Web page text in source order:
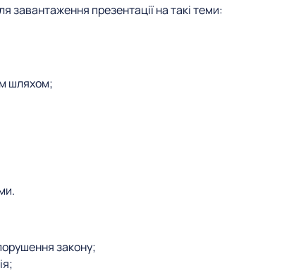
завантаження презентації на такі теми:
шляхом;
закону;